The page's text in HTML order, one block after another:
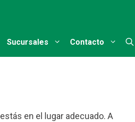
Sucursales Contacto
en el lugar adecuado. A